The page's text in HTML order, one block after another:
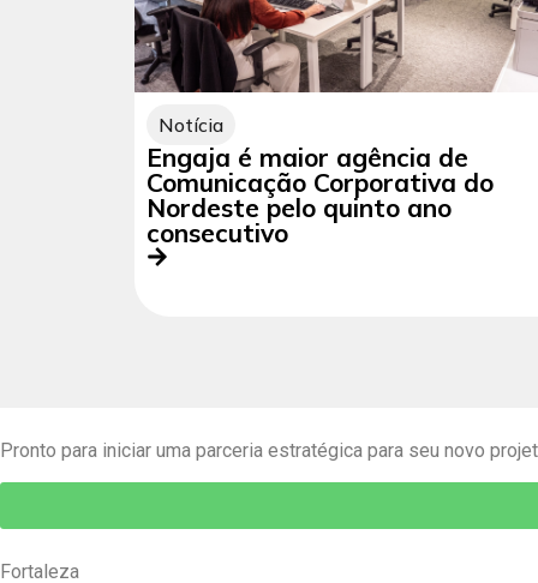
Notícia
Engaja é maior agência de
Comunicação Corporativa do
Nordeste pelo quinto ano
consecutivo
Pronto para iniciar uma parceria estratégica para seu novo
Fortaleza